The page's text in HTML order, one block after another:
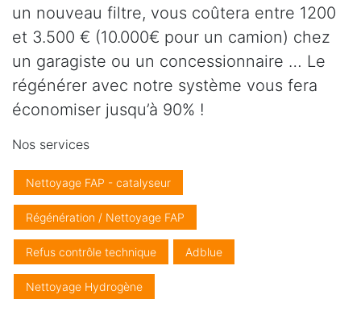
un nouveau filtre, vous coûtera entre 1200
et 3.500 € (10.000€ pour un camion) chez
un garagiste ou un concessionnaire … Le
régénérer avec notre système vous fera
économiser jusqu’à 90% !
Nos services
Nettoyage FAP - catalyseur
Régénération / Nettoyage FAP
Refus contrôle technique Adblue
Nettoyage Hydrogène